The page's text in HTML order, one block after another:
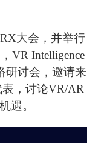
大会，并举行
VR Intelligence
研讨会，邀请来
表，讨论VR/AR
遇。